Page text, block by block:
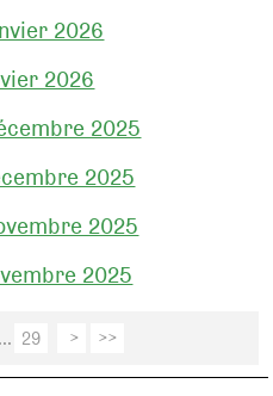
2026
2026
2025
2025
2025
2025
... 29 > >>